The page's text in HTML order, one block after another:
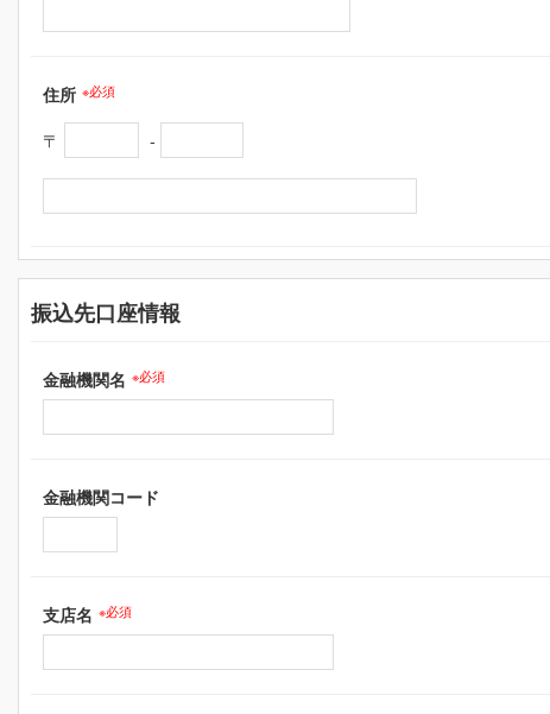
住所 ※必須
〒 ‐
振込先口座情報
金融機関名 ※必須
金融機関コード
支店名 ※必須